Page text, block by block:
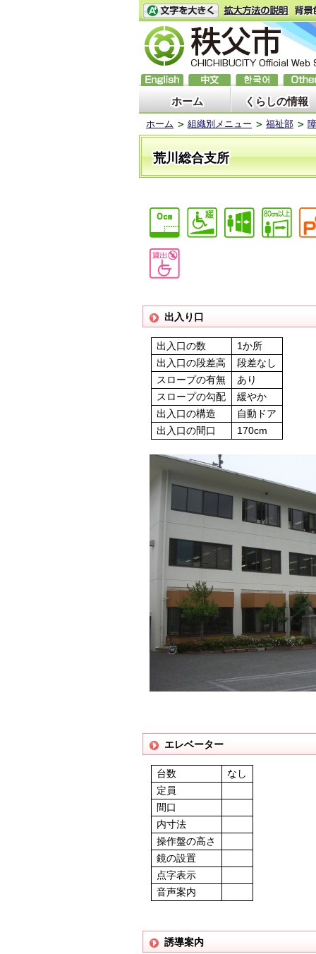
ホーム くらしの情報
ホーム 組織別メニュー 福祉部
荒川総合支所
出入り口
出入口の数
1か所
出入口の段差高
段差なし
スロープの有無
あり
スロープの勾配
緩やか
出入口の構造
自動ドア
出入口の間口
170cm
エレベーター
台数
なし
定員
間口
内寸法
操作盤の高さ
鏡の設置
点字表示
音声案内
誘導案内